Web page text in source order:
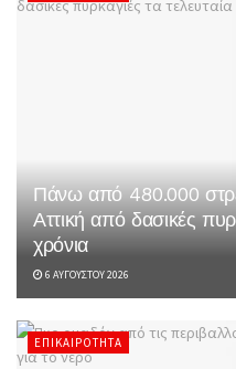
Πάνω από 480.000
Αττική από δασικές
χρόνια
6 ΑΥΓΟΎΣΤΟΥ 2026
ΕΠΙΚΑΙΡΌΤΗΤΑ